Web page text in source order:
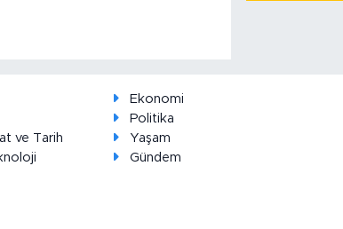
Ekonomi
Politika
ve Tarih
Yaşam
Gündem